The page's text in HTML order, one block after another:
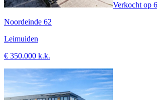
Verkocht op
Noordeinde 62
Leimuiden
€ 350.000 k.k.